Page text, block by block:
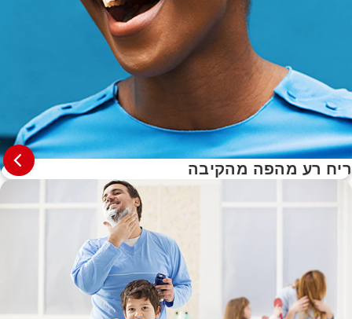
ריח רע מהפה מהקיבה